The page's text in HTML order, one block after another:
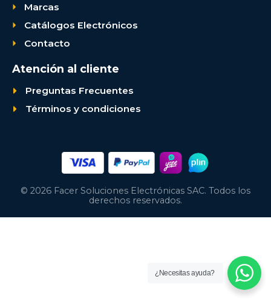
Marcas
Catálogos Electrónicos
Contacto
Atención al cliente
Preguntas Frecuentes
Términos y condiciones
© 2026 Facer Soluciones Electrónicas SAC. Todos los
derechos reservados.
¿Necesitas ayuda?